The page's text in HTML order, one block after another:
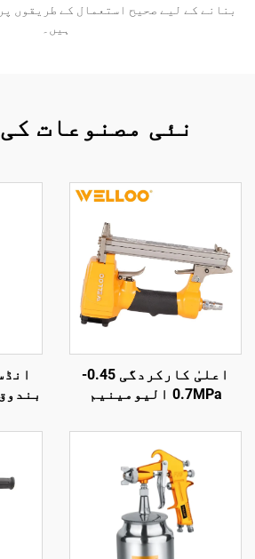
بنانے کے لیے صحیح استعمال کے طریقوں
ہیں۔
نئی مصنوعات
اعلیٰ کارکردگی 0.45-
0.7MPa الیومینیم
0.85KG بیتار ایئر
نیلر گن
بلند